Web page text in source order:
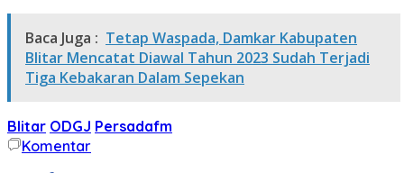
Baca Juga : Tetap Waspada, Damkar Kabupaten
Blitar Mencatat Diawal Tahun 2023 Sudah Terjadi
Tiga Kebakaran Dalam Sepekan
Blitar ODGJ Persadafm
Komentar